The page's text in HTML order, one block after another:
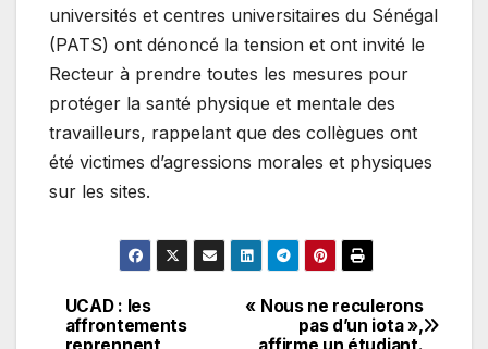
universités et centres universitaires du Sénégal
(PATS) ont dénoncé la tension et ont invité le
Recteur à prendre toutes les mesures pour
protéger la santé physique et mentale des
travailleurs, rappelant que des collègues ont
été victimes d’agressions morales et physiques
sur les sites.
Navigation
« Nous ne reculerons
pas d’un iota »,
affirme un étudiant.
UCAD : les
affrontements
reprennent,